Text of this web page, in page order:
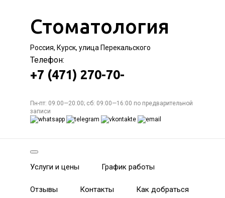
Стоматология
Россия, Курск, улица Перекальского
Телефон:
+7 (471) 270-70-
Пн-пт: 09:00—20:00; сб: 09:00—16:00 по предварительной
записи
Услуги и цены График работы
Отзывы Контакты Как добраться